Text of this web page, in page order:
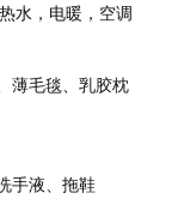
水，电暖，空调
薄毛毯、乳胶枕
手液、拖鞋